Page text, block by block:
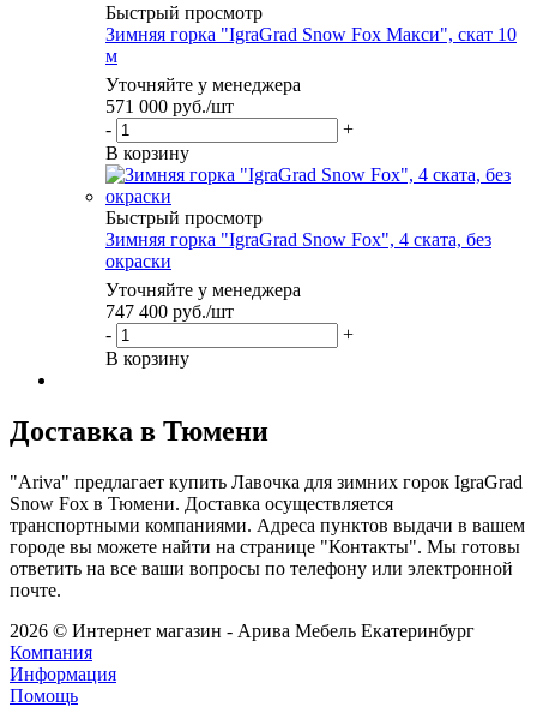
Быстрый просмотр
Зимняя горка "IgraGrad Snow Fox Макси", скат 10
м
Уточняйте у менеджера
571 000 руб./шт
-
+
В корзину
Быстрый просмотр
Зимняя горка "IgraGrad Snow Fox", 4 ската, без
окраски
Уточняйте у менеджера
747 400 руб./шт
-
+
В корзину
Доставка в Тюмени
"Ariva" предлагает купить Лавочка для зимних горок IgraGrad
Snow Fox в Тюмени. Доставка осуществляется
транспортными компаниями. Адреса пунктов выдачи в вашем
городе вы можете найти на странице "Контакты". Мы готовы
ответить на все ваши вопросы по телефону или электронной
почте.
2026 © Интернет магазин - Арива Мебель Екатеринбург
Компания
Информация
Помощь